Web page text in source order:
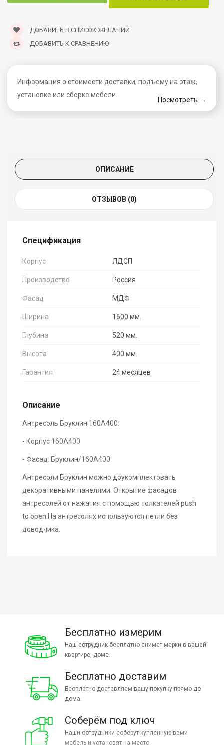
ДОБАВИТЬ В СПИСОК ЖЕЛАНИЙ
ДОБАВИТЬ К СРАВНЕНИЮ
Информация о стоимости доставки, подъему на этаж,
установке или сборке мебели.
Посмотреть →
ОПИСАНИЕ
ОТЗЫВОВ (0)
Спецификация
Корпус ЛДСП
Производство Россия
Фасад МДФ
Ширина 1600 мм.
Глубина 520 мм.
Высота 400 мм.
Гарантия 24 месяцев
Описание
Антресоль Бруклин 160А400:
- Корпус 160А400
- Фасад: Бруклин/160А400
Антресоли Бруклин можно доукомплектовать
декоративными панелями. Открытие фасадов
антресолей от нажатия с помощью толкателей push
to open.На антресолях используются петли без
доводчика.
Бесплатно измерим
Наш сотрудник бесплатно снимет мерки в вашей
квартире, доме.
Бесплатно доставим
Бесплатно доставляем вашу покупку прямо до
дома.
Соберём под ключ
Наши сотрудники соберут купленную вами
мебель и установят на место.